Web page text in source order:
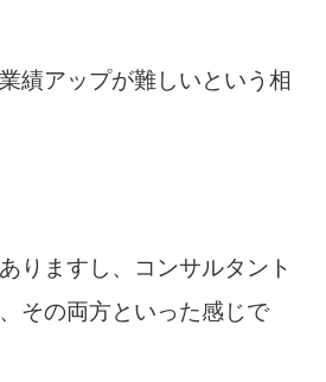
績アップが難しいという相
りますし、コンサルタント
その両方といった感じで